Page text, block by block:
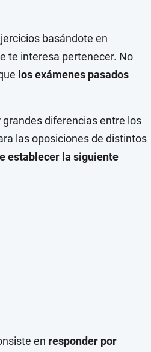
basándote en
te interesa pertenecer. No
los exámenes pasados
diferencias entre los
las oposiciones de distintos
establecer la siguiente
en responder por